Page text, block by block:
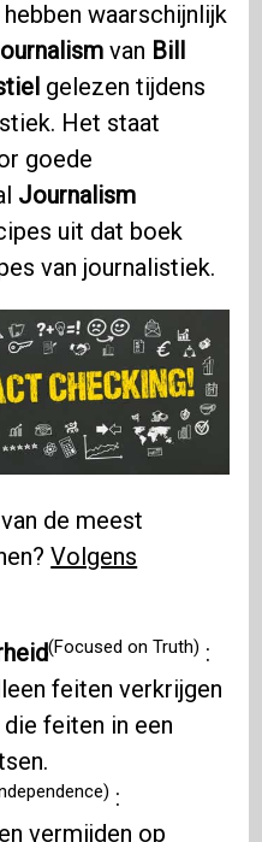
waarschijnlijk
van Bill
gelezen tijdens
Het staat
goede
Journalism
uit dat boek
van journalistiek.
de meest
Volgens
(Focused on Truth) :
feiten verkrijgen
feiten in een
:
vermijden op